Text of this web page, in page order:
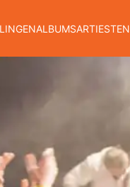
ALBUMSARTIESTEN